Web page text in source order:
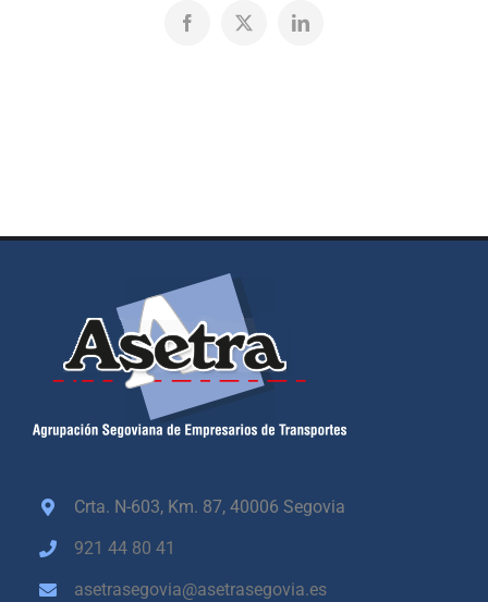
Facebook
X LinkedIn
Crta. N-603, Km. 87,40006 Segovia
921 44 80 41
asetrasegovia@asetrasegovia.es